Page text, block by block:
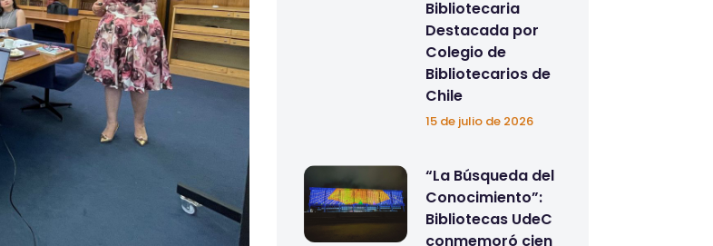
Bibliotecaria
Destacada por
Colegio de
Bibliotecarios de
Chile
15 de julio de 2026
“La Búsqueda del
Conocimiento”:
Bibliotecas UdeC
conmemoró cien